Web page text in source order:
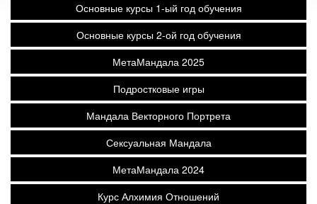
Основные курсы 1-ый год обучения
Основные курсы 2-ой год обучения
МетаМандала 2025
Подростковые игры
Мандала Векторного Портрета
Сексуальная Мандала
МетаМандала 2024
Курс Алхимия Отношений